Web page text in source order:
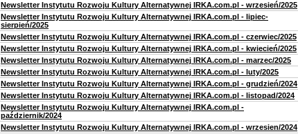
Newsletter Instytutu Rozwoju Kultury Alternatywnej IRKA.com.pl - wrzesień/2025
Newsletter Instytutu Rozwoju Kultury Alternatywnej IRKA.com.pl - lipiec-
sierpień/2025
Newsletter Instytutu Rozwoju Kultury Alternatywnej IRKA.com.pl - czerwiec/2025
Newsletter Instytutu Rozwoju Kultury Alternatywnej IRKA.com.pl - kwiecień/2025
Newsletter Instytutu Rozwoju Kultury Alternatywnej IRKA.com.pl - marzec/2025
Newsletter Instytutu Rozwoju Kultury Alternatywnej IRKA.com.pl - luty/2025
Newsletter Instytutu Rozwoju Kultury Alternatywnej IRKA.com.pl - grudzień/2024
Newsletter Instytutu Rozwoju Kultury Alternatywnej IRKA.com.pl - listopad/2024
Newsletter Instytutu Rozwoju Kultury Alternatywnej IRKA.com.pl -
październik/2024
Newsletter Instytutu Rozwoju Kultury Alternatywnej IRKA.com.pl - wrzesien/2024